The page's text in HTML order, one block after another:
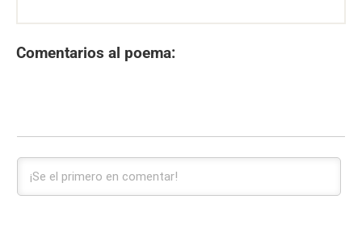
Comentarios al poema: